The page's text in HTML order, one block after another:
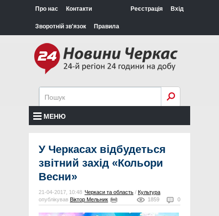
Про нас Контакти
Зворотній зв'язок Правила
Реєстрація Вхід
МЕНЮ
У Черкасах відбудеться
звітний захід «Кольори
Весни»
21-04-2017, 10:48 Черкаси та область / Культура
опублікував Віктор Мельник 0
1859